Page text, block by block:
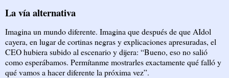
La vía alternativa
Imagina un mundo diferente. Imagina que después de que AIdol
cayera, en lugar de cortinas negras y explicaciones apresuradas, el
CEO hubiera subido al escenario y dijera: “Bueno, eso no salió
como esperábamos. Permítanme mostrarles exactamente qué falló y
qué vamos a hacer diferente la próxima vez”.